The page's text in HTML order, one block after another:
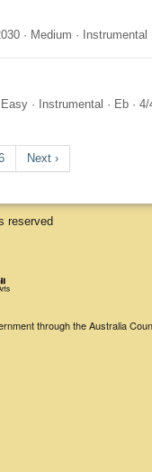
· Medium · Instrumental
Easy · Instrumental · Eb · 4/
Next ›
reserved
through the Australia